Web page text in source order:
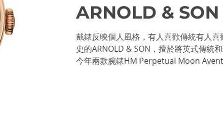
CLASSIC 101
ARNOLD & SON
戴錶反映個人風格，有人喜歡傳統有人
史的ARNOLD & SON，擅於將英式傳統
今年兩款腕錶HM Perpetual Moon